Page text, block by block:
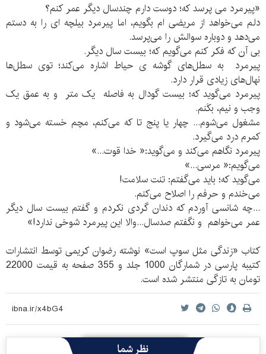
«پیرمرد می پرسد که؛ دوست دارم چندسال دیگر عمر کنم؟
دلم می‌خواهد از مریضی ام بگویم، اما پیرمرد بیلچه ای را به دستم
می‌دهد و دوباره سوالش را می‌پرسد.
بی آن که فکر کنم می‌گویم که؛ بیست سال دیگر.
پیرمرد به سطل‌های گوشه ی حیاط اشاره می‌کند؛ توی سطل‌ها
نهال‌های زیادی قرار دارد.
پیرمرد می‌گوید که؛ بیست گودال به فاصله یک متر و به عمق یک
وجب و نیم، بکَنم.
مشغول می‌شوم... چهار یا پنج تا که می‌کنم، مچم خسته می‌شود و
کمرم درد می‌گیرد.
پیرمرد نگاهم می‌کند و می‌گوید:« خدا قوت...»
می‌گویم:« مرسی...»
می‌گوید که؛ باید می‌گفتم: تنت سلامت!
می‌خندم و حرفم را اصلاح می‌کنم.
...چه شانسی آوردم که دندان گردی نکردم و گفتم بیست سال دیگر
عمر می‌خواهم و نگفتم صدسال...والا این پیرمرد شوخی ندارد!»
کتاب «زندگی مثل سوپ است» نوشته رضوان کریمی توسط انتشارات
کتیبه پارسی در شمارگان 1000 جلد و 355 صفحه به قیمت 22000
تومان به تازگی منتشر شده است.
نظر شما